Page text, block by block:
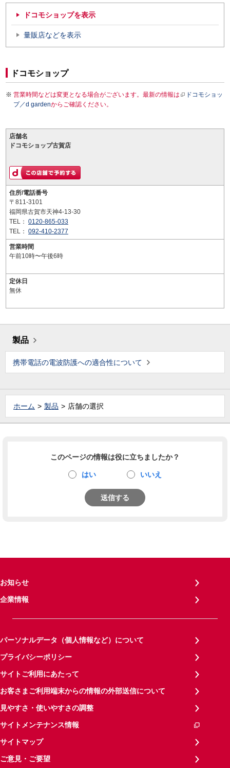
ドコモショップを表示
量販店などを表示
ドコモショップ
営業時間などは変更となる場合がございます。最新の情報は
ドコモショッ
プ／d gardenからご確認ください。
店舗名
ドコモショップ古賀店
住所/電話番号
〒811-3101
福岡県古賀市天神4-13-30
TEL： 0120-865-033
TEL： 092-410-2377
営業時間
午前10時〜午後6時
定休日
無休
製品
携帯電話の電波防護への適合性について
ホーム 製品 店舗の選択
このページの情報は役に立ちましたか？
はい いいえ
送信する
お知らせ
企業情報
パーソナルデータ（個人情報など）について
プライバシーポリシー
サイトご利用にあたって
お客さまご利用端末からの情報の外部送信について
見やすさ・使いやすさの調整
サイトメンテナンス情報
サイトマップ
ご意見・ご要望